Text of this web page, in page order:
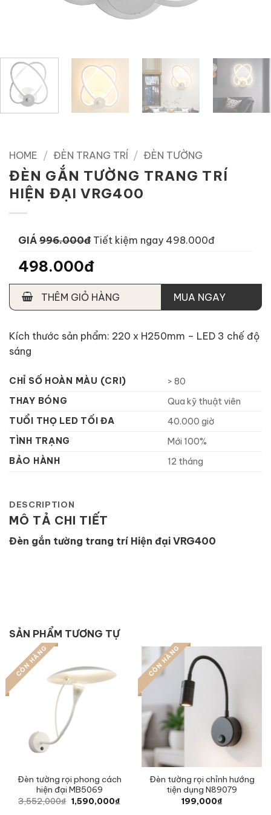
HOME / ĐÈN TRANG TRÍ / ĐÈN TƯỜNG
ĐÈN GẮN TƯỜNG TRANG TRÍ
HIỆN ĐẠI VRG400
GIÁ 996.000đ Tiết kiệm ngay 498.000đ
498.000đ
THÊM GIỎ HÀNG MUA NGAY
Kích thước sản phẩm: 220 x H250mm – LED 3 chế độ
sáng
CHỈ SỐ HOÀN MÀU (CRI)
> 80
THAY BÓNG
Qua kỹ thuật viên
TUỔI THỌ LED TỐI ĐA
40.000 giờ
TÌNH TRẠNG
Mới 100%
BẢO HÀNH
12 tháng
DESCRIPTION
MÔ TẢ CHI TIẾT
Đèn gắn tường trang trí Hiện đại VRG400
SẢN PHẨM TƯƠNG TỰ
CÒN HÀNG
Đèn tường rọi phong cách
hiện đại MB5069
3,552,000₫ Original
price
1,590,000₫Current
CÒN HÀNG
Đèn tường rọi chỉnh hướng
tiện dụng N89079
199,000₫